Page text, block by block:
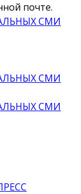
почте.